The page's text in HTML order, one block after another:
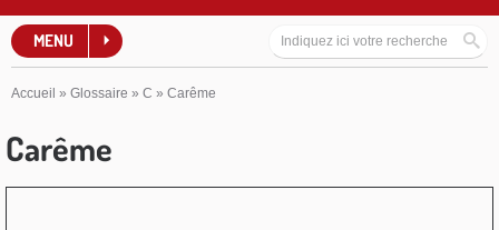
MENU
Accueil » Glossaire » C » Carême
Carême